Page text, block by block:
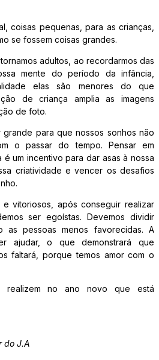
coisas pequenas, para as crianças,
se fossem coisas grandes.
adultos, ao recordarmos das
mente do período da infância,
elas são menores do que
de criança amplia as imagens
de foto.
para que nossos sonhos não
o passar do tempo. Pensar em
um incentivo para dar asas à nossa
criatividade e vencer os desafios
vitoriosos, após conseguir realizar
ser egoístas. Devemos dividir
as pessoas menos favorecidas. A
ajudar, o que demonstrará que
faltará, porque temos amor com o
realizem no ano novo que está
do J.A